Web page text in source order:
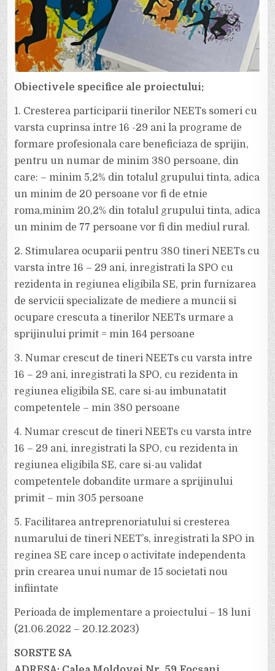
Obiectivele specifice ale proiectului:
1. Cresterea participarii tinerilor NEETs someri cu
varsta cuprinsa intre 16 -29 ani la programe de
formare profesionala care beneficiaza de sprijin,
pentru un numar de minim 380 persoane, din
care: – minim 5,2% din totalul grupului tinta, adica
un minim de 20 persoane vor fi de etnie
roma,minim 20,2% din totalul grupului tinta, adica
un minim de 77 persoane vor fi din mediul rural.
2. Stimularea ocuparii pentru 380 tineri NEETs cu
varsta intre 16 – 29 ani, inregistrati la SPO cu
rezidenta in regiunea eligibila SE, prin furnizarea
de servicii specializate de mediere a muncii si
ocupare crescuta a tinerilor NEETs urmare a
sprijinului primit = min 164 persoane
3. Numar crescut de tineri NEETs cu varsta intre
16 – 29 ani, inregistrati la SPO, cu rezidenta in
regiunea eligibila SE, care si-au imbunatatit
competentele – min 380 persoane
4. Numar crescut de tineri NEETs cu varsta intre
16 – 29 ani, inregistrati la SPO, cu rezidenta in
regiunea eligibila SE, care si-au validat
competentele dobandite urmare a sprijinului
primit – min 305 persoane
5. Facilitarea antreprenoriatului si cresterea
numarului de tineri NEET’s, inregistrati la SPO in
reginea SE care incep o activitate independenta
prin crearea unui numar de 15 societati nou
infiintate
Perioada de implementare a proiectului – 18 luni
(21.06.2022 – 20.12.2023)
SORSTE SA